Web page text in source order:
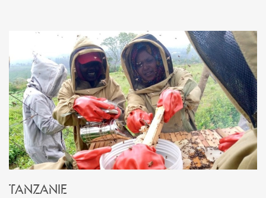
Tanzanie